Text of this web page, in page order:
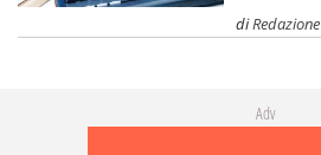
diRedazione
Adv